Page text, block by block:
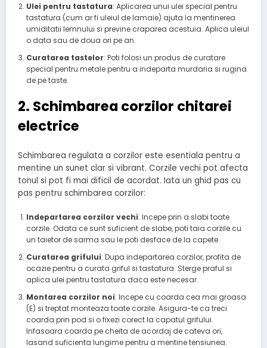
Ulei pentru tastatura: Aplicarea unui ulei special pentru
tastatura (cum ar fi uleiul de lamaie) ajuta la mentinerea
umiditatii lemnului si previne craparea acestuia. Aplica uleiul
o data sau de doua ori pe an.
Curatarea tastelor: Poti folosi un produs de curatare
special pentru metale pentru a indeparta murdaria si rugina
de pe taste.
2. Schimbarea corzilor chitarei
electrice
Schimbarea regulata a corzilor este esentiala pentru a
mentine un sunet clar si vibrant. Corzile vechi pot afecta
tonul si pot fi mai dificil de acordat. Iata un ghid pas cu
pas pentru schimbarea corzilor:
Indepartarea corzilor vechi: Incepe prin a slabi toate
corzile. Odata ce sunt suficient de slabe, poti taia corzile cu
un taietor de sarma sau le poti desface de la capete.
Curatarea grifului: Dupa indepartarea corzilor, profita de
ocazie pentru a curata griful si tastatura. Sterge praful si
aplica ulei pentru tastatura daca este necesar.
Montarea corzilor noi: Incepe cu coarda cea mai groasa
(E) si treptat monteaza toate corzile. Asigura-te ca treci
coarda prin pod si o fixezi corect la capatul grifului.
Infasoara coarda pe cheita de acordaj de cateva ori,
lasand suficienta lungime pentru a mentine tensiunea.